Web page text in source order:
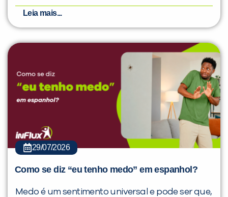
Leia mais...
29/07/2026
Como se diz “eu tenho medo” em espanhol?
Medo é um sentimento universal e pode ser que,